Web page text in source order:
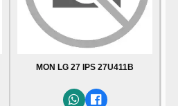
MON LG 27 IPS 27U411B